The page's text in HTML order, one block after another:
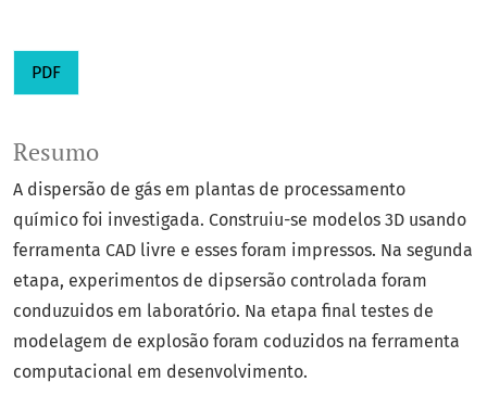
PDF
Resumo
A dispersão de gás em plantas de processamento
químico foi investigada. Construiu-se modelos 3D usando
ferramenta CAD livre e esses foram impressos. Na segunda
etapa, experimentos de dipsersão controlada foram
conduzuidos em laboratório. Na etapa final testes de
modelagem de explosão foram coduzidos na ferramenta
computacional em desenvolvimento.